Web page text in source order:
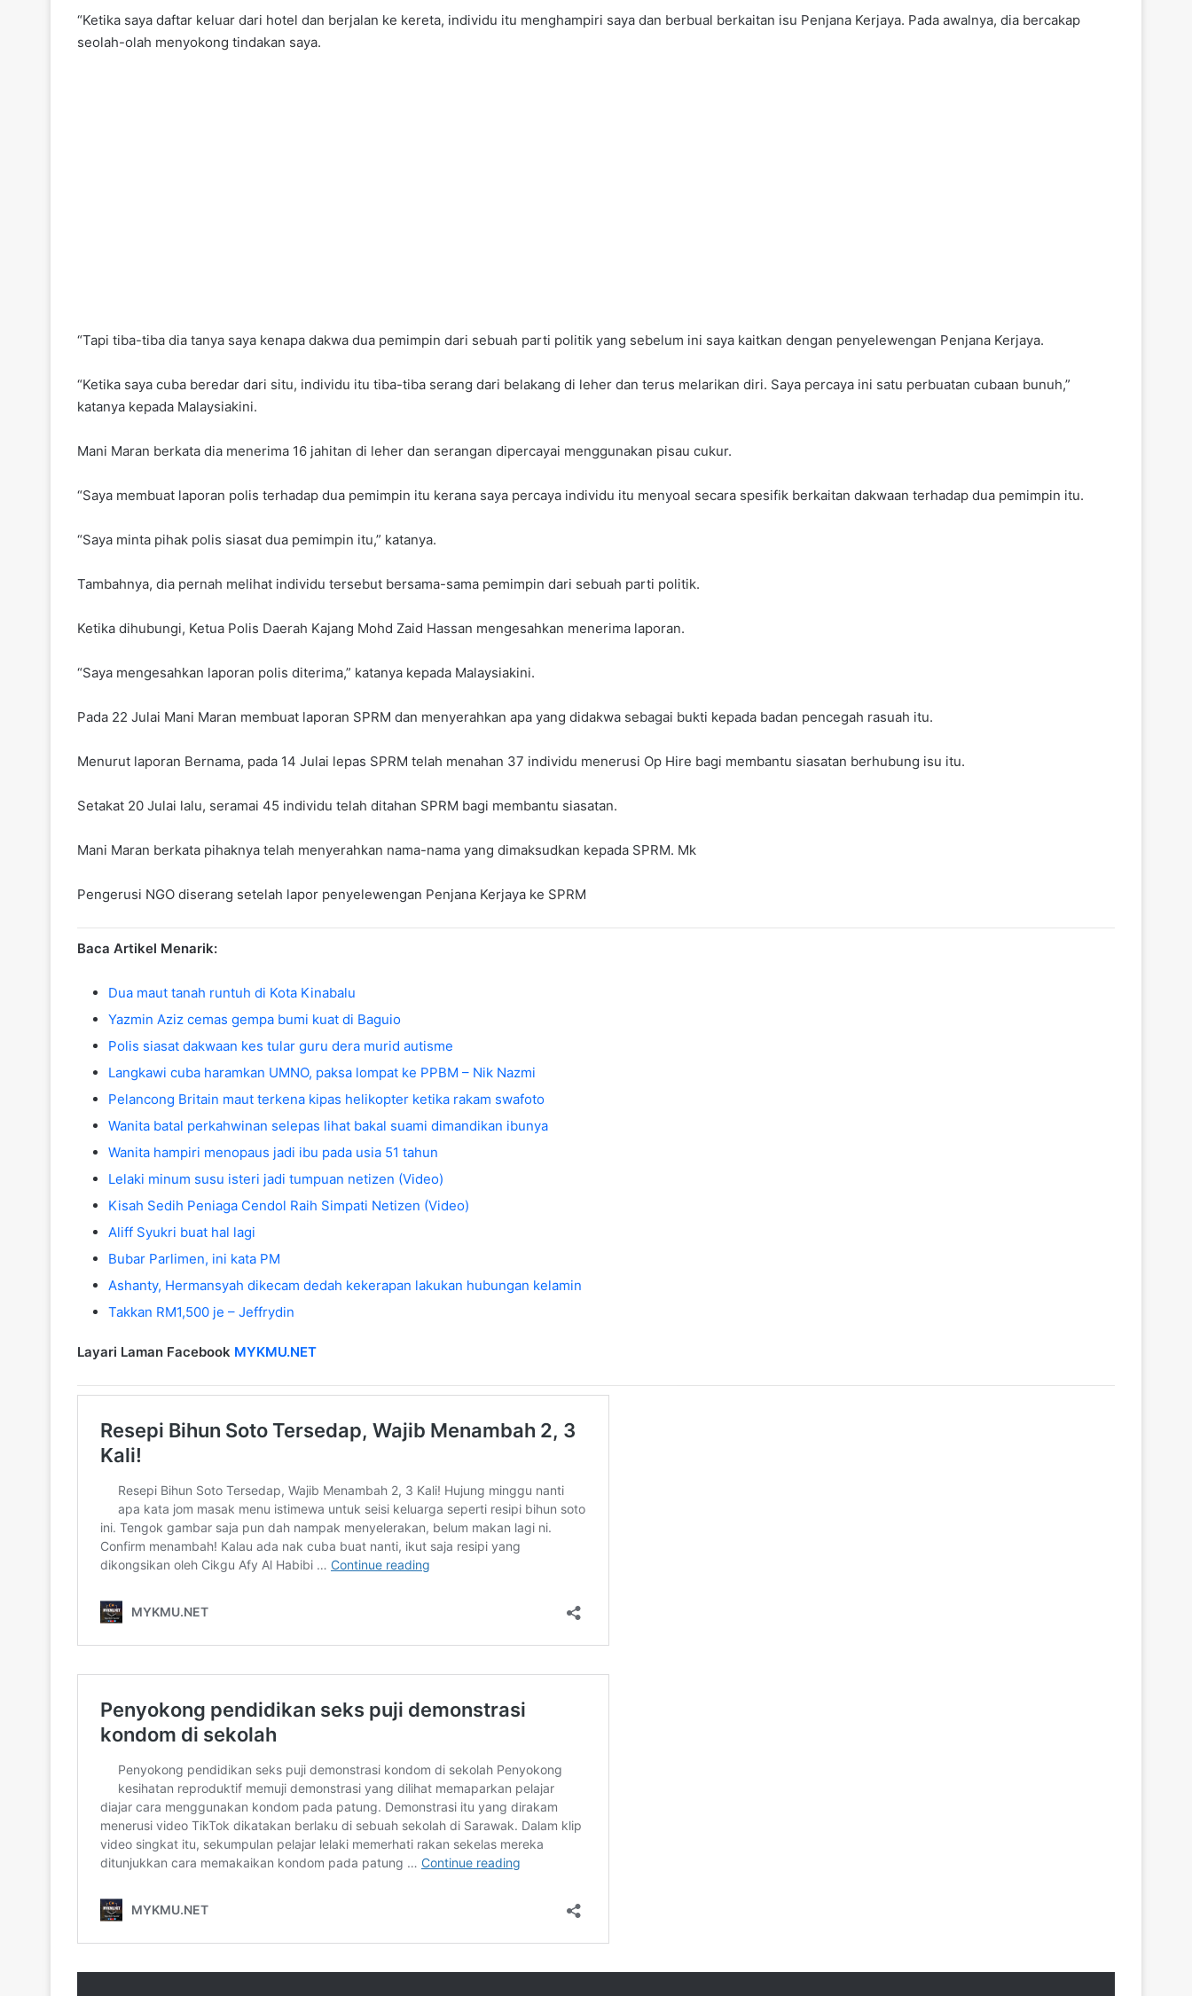
“Ketika saya daftar keluar dari hotel dan berjalan ke kereta, individu itu menghampiri saya dan berbual berkaitan isu Penjana Kerjaya. Pada awalnya, dia bercakap
seolah-olah menyokong tindakan saya.
“Tapi tiba-tiba dia tanya saya kenapa dakwa dua pemimpin dari sebuah parti politik yang sebelum ini saya kaitkan dengan penyelewengan Penjana Kerjaya.
“Ketika saya cuba beredar dari situ, individu itu tiba-tiba serang dari belakang di leher dan terus melarikan diri. Saya percaya ini satu perbuatan cubaan bunuh,”
katanya kepada Malaysiakini.
Mani Maran berkata dia menerima 16 jahitan di leher dan serangan dipercayai menggunakan pisau cukur.
“Saya membuat laporan polis terhadap dua pemimpin itu kerana saya percaya individu itu menyoal secara spesifik berkaitan dakwaan terhadap dua pemimpin itu.
“Saya minta pihak polis siasat dua pemimpin itu,” katanya.
Tambahnya, dia pernah melihat individu tersebut bersama-sama pemimpin dari sebuah parti politik.
Ketika dihubungi, Ketua Polis Daerah Kajang Mohd Zaid Hassan mengesahkan menerima laporan.
“Saya mengesahkan laporan polis diterima,” katanya kepada Malaysiakini.
Pada 22 Julai Mani Maran membuat laporan SPRM dan menyerahkan apa yang didakwa sebagai bukti kepada badan pencegah rasuah itu.
Menurut laporan Bernama, pada 14 Julai lepas SPRM telah menahan 37 individu menerusi Op Hire bagi membantu siasatan berhubung isu itu.
Setakat 20 Julai lalu, seramai 45 individu telah ditahan SPRM bagi membantu siasatan.
Mani Maran berkata pihaknya telah menyerahkan nama-nama yang dimaksudkan kepada SPRM. Mk
Pengerusi NGO diserang setelah lapor penyelewengan Penjana Kerjaya ke SPRM
Baca Artikel Menarik:
Dua maut tanah runtuh di Kota Kinabalu
Yazmin Aziz cemas gempa bumi kuat di Baguio
Polis siasat dakwaan kes tular guru dera murid autisme
Langkawi cuba haramkan UMNO, paksa lompat ke PPBM – Nik Nazmi
Pelancong Britain maut terkena kipas helikopter ketika rakam swafoto
Wanita batal perkahwinan selepas lihat bakal suami dimandikan ibunya
Wanita hampiri menopaus jadi ibu pada usia 51 tahun
Lelaki minum susu isteri jadi tumpuan netizen (Video)
Kisah Sedih Peniaga Cendol Raih Simpati Netizen (Video)
Aliff Syukri buat hal lagi
Bubar Parlimen, ini kata PM
Ashanty, Hermansyah dikecam dedah kekerapan lakukan hubungan kelamin
Takkan RM1,500 je – Jeffrydin
Layari Laman Facebook MYKMU.NET